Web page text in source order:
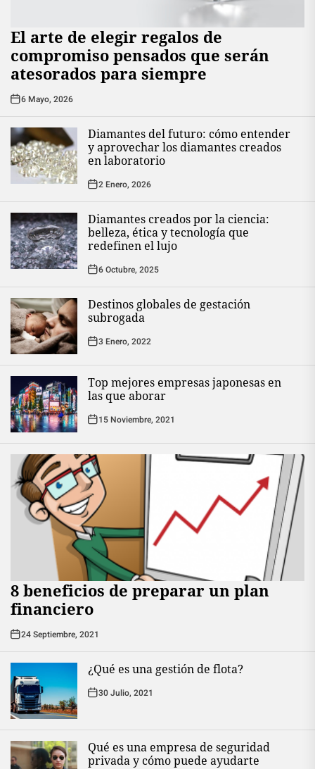
El arte de elegir regalos de
compromiso pensados que serán
atesorados para siempre
6 Mayo, 2026
Diamantes del futuro: cómo entender
y aprovechar los diamantes creados
en laboratorio
2 Enero, 2026
Diamantes creados por la ciencia:
belleza, ética y tecnología que
redefinen el lujo
6 Octubre, 2025
Destinos globales de gestación
subrogada
3 Enero, 2022
Top mejores empresas japonesas en
las que aborar
15 Noviembre, 2021
8 beneficios de preparar un plan
financiero
24 Septiembre, 2021
¿Qué es una gestión de flota?
30 Julio, 2021
Qué es una empresa de seguridad
privada y cómo puede ayudarte